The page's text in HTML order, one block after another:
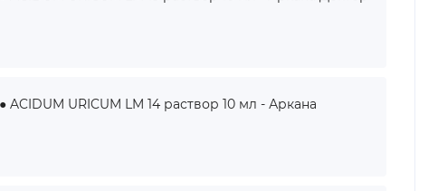
URICUM LM 14 раствор 10 мл - Аркана